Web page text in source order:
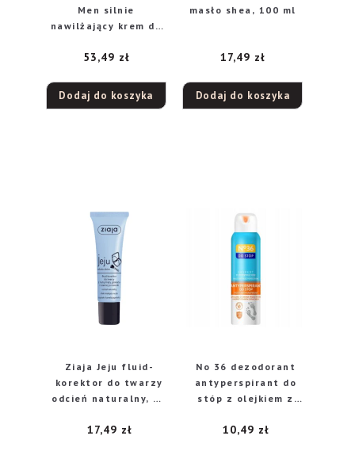
Men silnie
nawilżający krem do
rewitalizujący, 50 ml
53,49 zł
Dodaj do koszyka
masło shea, 100 ml
17,49 zł
Dodaj do koszyka
Ziaja Jeju fluid-
korektor do twarzy
odcień naturalny, 30
17,49 zł
No 36 dezodorant
antyperspirant do
stóp z olejkiem z
herbacianego 150ml
10,49 zł